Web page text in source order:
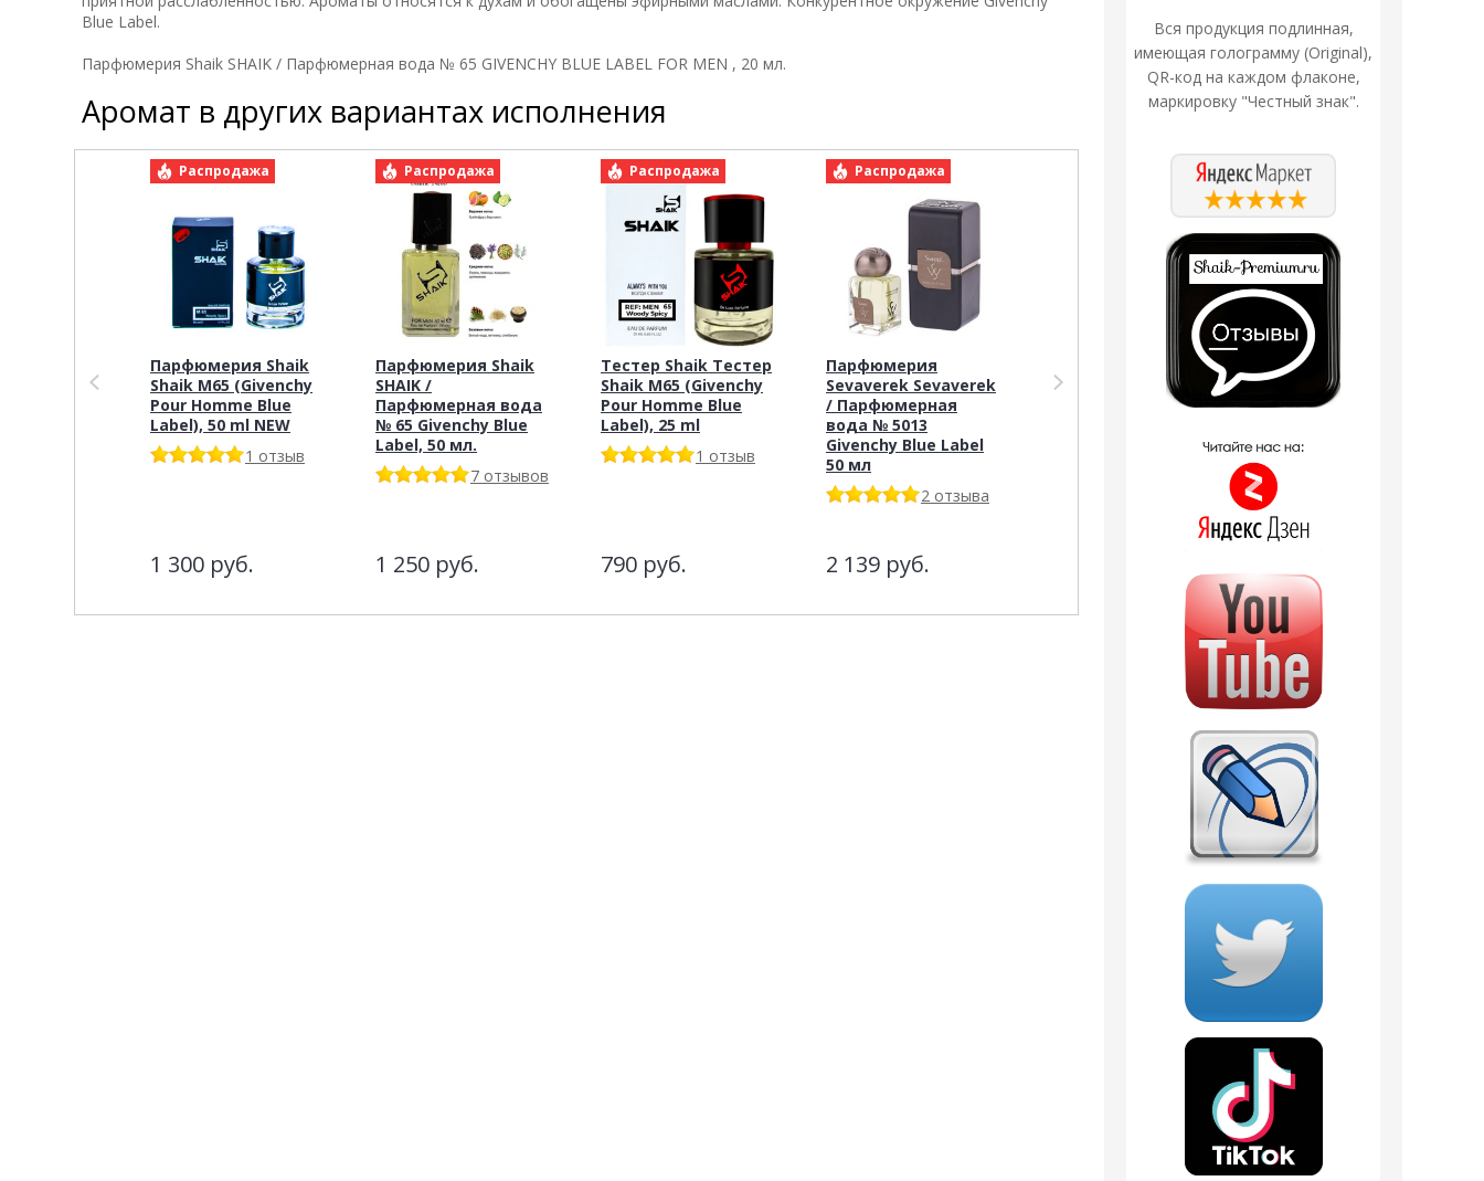
Вся продукция подлинная,
имеющая голограмму (Original),
QR-код на каждом флаконе,
маркировку "Честный знак".
Blue Label.
Парфюмерия Shaik SHAIK / Парфюмерная вода № 65 GIVENCHY BLUE LABEL FOR MEN , 20 мл.
Аромат в других вариантах исполнения
Распродажа
Парфюмерия Shaik
Shaik M65 (Givenchy
Pour Homme Blue
Label), 50 ml NEW
1 отзыв
1 300 руб.
Распродажа
Парфюмерия Shaik
SHAIK /
Парфюмерная вода
№ 65 Givenchy Blue
Label, 50 мл.
7 отзывов
1 250 руб.
Распродажа
Тестер Shaik Тестер
Shaik M65 (Givenchy
Pour Homme Blue
Label), 25 ml
1 отзыв
790 руб.
Распродажа
Парфюмерия
Sevaverek Sevaverek
/ Парфюмерная
вода № 5013
Givenchy Blue Label
50 мл
2 отзыва
2 139 руб.
Парфюмерия Silvana
Silvana M806
Givenchy Blue Label
Распродажа
Парфюмерия Shaik
SHAIK /
Парфюмерная вода
Homme Blue Label 10